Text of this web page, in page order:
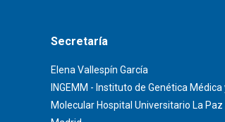
Secretaría
Elena Vallespín García
INGEMM - Instituto de Genética Médica
Molecular Hospital Universitario La Paz